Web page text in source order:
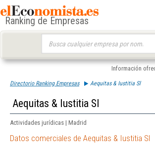
Ranking de Empresas
Información
Directorio Ranking Empresas Aequitas & Iustitia Sl
Aequitas & Iustitia Sl
Actividades jurídicas | Madrid
Datos comerciales de Aequitas & Iustitia Sl